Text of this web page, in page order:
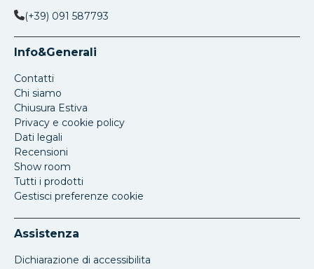
(+39) 091 587793
Info&Generali
Contatti
Chi siamo
Chiusura Estiva
Privacy e cookie policy
Dati legali
Recensioni
Show room
Tutti i prodotti
Gestisci preferenze cookie
Assistenza
Dichiarazione di accessibilita